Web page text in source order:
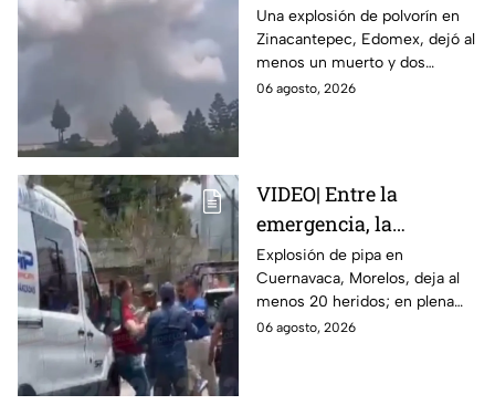
polvorín en Santa
María del Monte,
Zinacantepec; reportan
al menos un muerto y
Una explosión de polvorín en
Zinacantepec, Edomex, dejó al
menos un muerto y dos
heridos; autoridades atiende la
06 agosto, 2026
VIDEO| Entre la
emergencia, la
desesperación y el
llanto de un niño;
adultos desatan pelea
tras explosión de pipa
Explosión de pipa en
Cuernavaca, Morelos, deja al
menos 20 heridos; en plena
emergencia, dos hombres
06 agosto, 2026